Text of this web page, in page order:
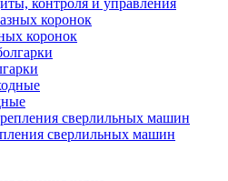
контроля и управления
коронок
сверлильных машин